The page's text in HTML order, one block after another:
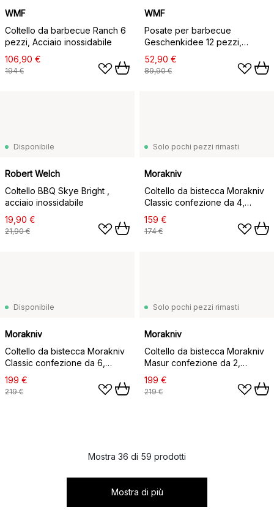
WMF
Coltello da barbecue Ranch 6
pezzi, Acciaio inossidabile
106,90 €
194 €
WMF
Posate per barbecue
Geschenkidee 12 pezzi,
Acciaio inossidabile
52,90 €
89,90 €
Disponibile
Robert Welch
Coltello BBQ Skye Bright ,
acciaio inossidabile
19,90 €
21,90 €
Solo pochi pezzi rimasti
Morakniv
Coltello da bistecca Morakniv
Classic confezione da 4,
rosso
159 €
174 €
Disponibile
Morakniv
Coltello da bistecca Morakniv
Classic confezione da 6,
rosso
199 €
219 €
Solo pochi pezzi rimasti
Morakniv
Coltello da bistecca Morakniv
Masur confezione da 2,
naturale
199 €
219 €
Mostra 36 di 59 prodotti
Mostra di più